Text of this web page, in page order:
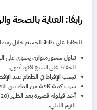
رابعًا: العناية بالصحة
للحفاظ علىطاقة الجسمخلال
تناول سحور متوازنيحتوي على
للحفاظ على الشبع لفترة أطول.
تجنب الإفراط في الطعام عند
شرب كمية كافية من الماءبين
أخذ قيلولة قصيرة بعد الظهر
النوم الليلي.